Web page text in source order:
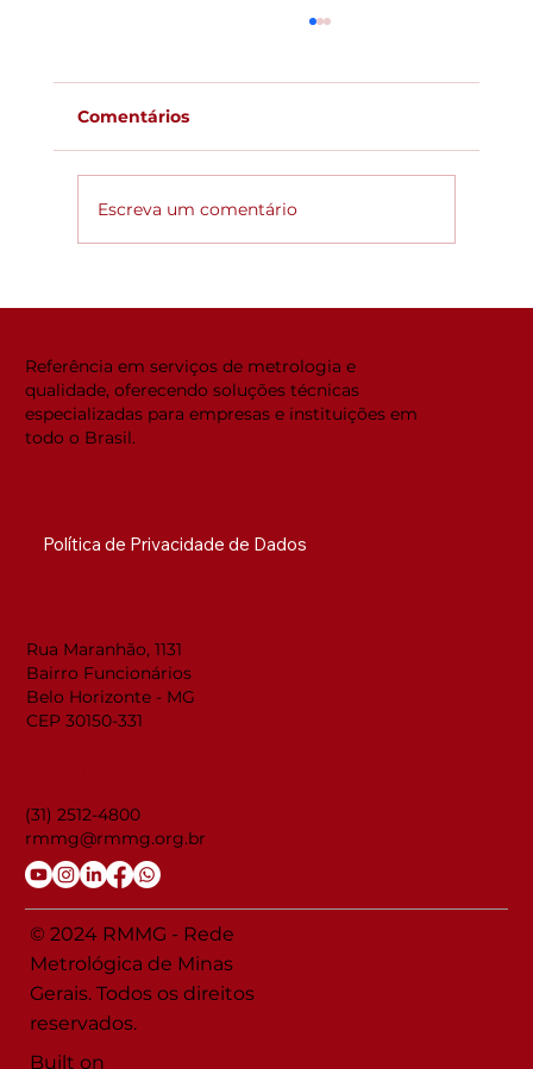
Comentários
Escreva um comentário
Referência em serviços de metrologia e
qualidade, oferecendo soluções técnicas
especializadas para empresas e instituições em
todo o Brasil.
Política de Privacidade de Dados
Rua Maranhão, 1131
Bairro Funcionários
Belo Horizonte - MG
CEP 30150-331
(31) 2512-4800
rmmg@rmmg.org.br
© 2024 RMMG - Rede
Metrológica de Minas
Gerais. Todos os direitos
reservados.
Built on